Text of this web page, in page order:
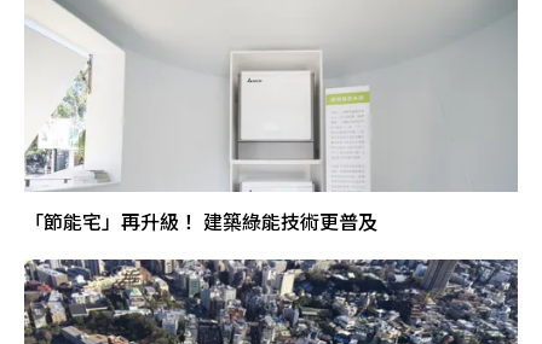
「節能宅」再升級！ 建築綠能技術更普及